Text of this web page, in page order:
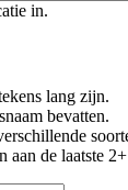
in.
lang zijn.
bevatten.
de laatste